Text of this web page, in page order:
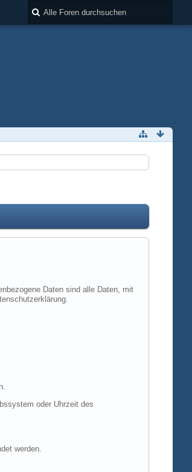
Daten sind alle Daten, mit
oder Uhrzeit des
werden.